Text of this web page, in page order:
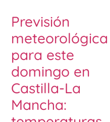
Previsión
meteorológica
para este
domingo en
Castilla-La
Mancha: